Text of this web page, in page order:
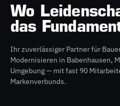
Wo
das
Ihr zuverlässiger Partner für
Modernisieren in Babenhausen,
Umgebung — mit fast 90
Markenverbunds.